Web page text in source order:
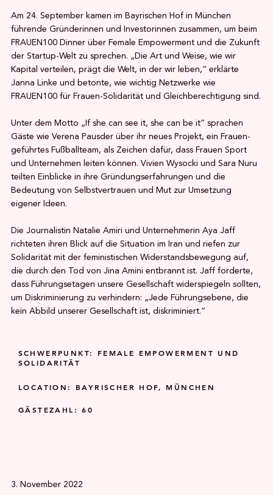
Am 24. September kamen im Bayrischen Hof in München
führende Gründerinnen und Investorinnen zusammen, um beim
FRAUEN100 Dinner über Female Empowerment und die Zukunft
der Startup-Welt zu sprechen. „Die Art und Weise, wie wir
Kapital verteilen, prägt die Welt, in der wir leben,“ erklärte
Janna Linke und betonte, wie wichtig Netzwerke wie
FRAUEN100 für Frauen-Solidarität und Gleichberechtigung sind.
Unter dem Motto „If she can see it, she can be it“ sprachen
Gäste wie Verena Pausder über ihr neues Projekt, ein Frauen-
geführtes Fußballteam, als Zeichen dafür, dass Frauen Sport
und Unternehmen leiten können. Vivien Wysocki und Sara Nuru
teilten Einblicke in ihre Gründungserfahrungen und die
Bedeutung von Selbstvertrauen und Mut zur Umsetzung
eigener Ideen.
Die Journalistin Natalie Amiri und Unternehmerin Aya Jaff
richteten ihren Blick auf die Situation im Iran und riefen zur
Solidarität mit der feministischen Widerstandsbewegung auf,
die durch den Tod von Jina Amini entbrannt ist. Jaff forderte,
dass Führungsetagen unsere Gesellschaft widerspiegeln sollten,
um Diskriminierung zu verhindern: „Jede Führungsebene, die
kein Abbild unserer Gesellschaft ist, diskriminiert.“
SCHWERPUNKT: FEMALE EMPOWERMENT UND
SOLIDARITÄT
LOCATION: BAYRISCHER HOF, MÜNCHEN
GÄSTEZAHL: 60
3. November 2022